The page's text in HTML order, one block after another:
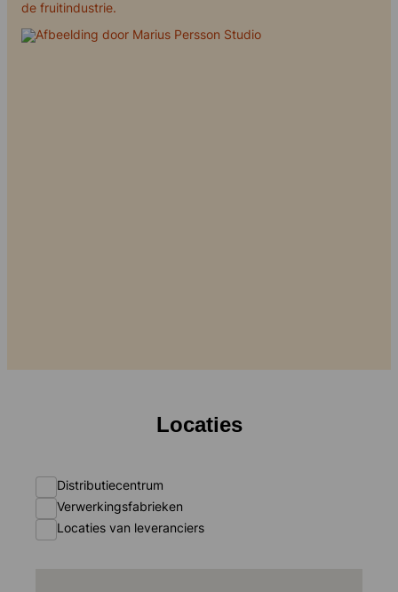
de fruitindustrie.
Locaties
Distributiecentrum
Verwerkingsfabrieken
Locaties van leveranciers